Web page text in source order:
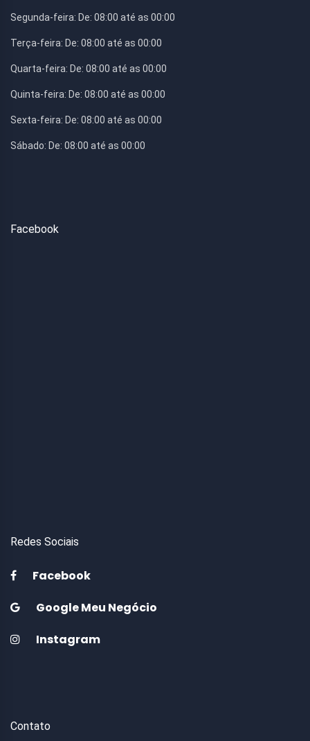
Segunda-feira: De: 08:00 até as 00:00
Terça-feira: De: 08:00 até as 00:00
Quarta-feira: De: 08:00 até as 00:00
Quinta-feira: De: 08:00 até as 00:00
Sexta-feira: De: 08:00 até as 00:00
Sábado: De: 08:00 até as 00:00
Facebook
Redes Sociais
Facebook
Google Meu Negócio
Instagram
Contato